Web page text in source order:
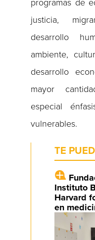
programas de
justicia,
desarrollo
ambiente,
desarrollo
mayor
especial
vulnerables.
TE
Instituto
Harvard
en